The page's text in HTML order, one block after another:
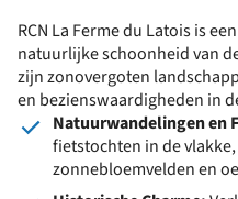
RCN La Ferme du Latois is
natuurlijke schoonheid van
zijn zonovergoten
en bezienswaardigheden in
Natuurwandelingen en
fietstochten in de
zonnebloemvelden en